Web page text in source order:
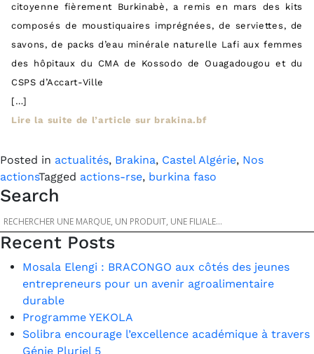
citoyenne fièrement Burkinabè, a remis en mars des kits
composés de moustiquaires imprégnées, de serviettes, de
savons, de packs d’eau minérale naturelle Lafi aux femmes
des hôpitaux du CMA de Kossodo de Ouagadougou et du
CSPS d’Accart-Ville
[…]
Lire la suite de l’article sur brakina.bf
Posted in actualités, Brakina, Castel Algérie, Nos
actionsTagged actions-rse, burkina faso
Search
Recent Posts
Mosala Elengi : BRACONGO aux côtés des jeunes
entrepreneurs pour un avenir agroalimentaire
durable
Programme YEKOLA
Solibra encourage l’excellence académique à travers
Génie Pluriel 5